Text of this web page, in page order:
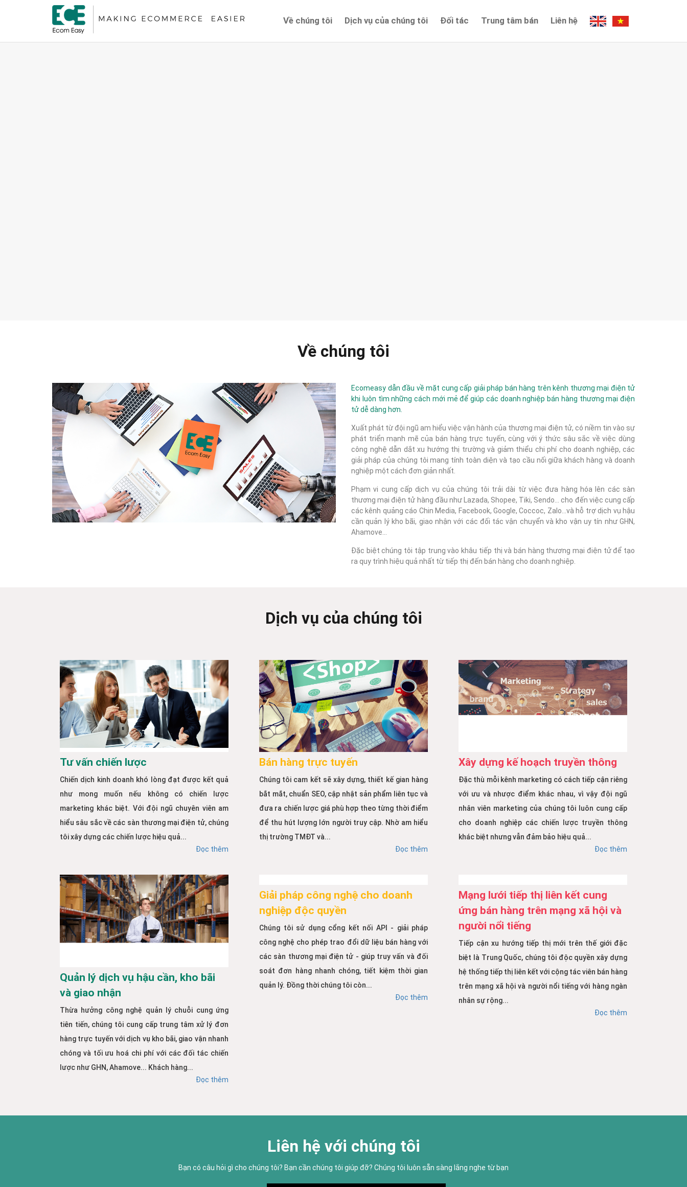
Về chúng tôi Dịch vụ của chúng tôi Đối tác Trung tâm bán Liên hệ
Về chúng tôi
Ecomeasy dẫn đầu về mặt cung cấp giải pháp bán hàng trên kênh thương mại điện tử
khi luôn tìm những cách mới mẻ để giúp các doanh nghiệp bán hàng thương mại điện
tử dễ dàng hơn.
Xuất phát từ đội ngũ am hiểu việc vận hành của thương mại điện tử, có niềm tin vào sự
phát triển mạnh mẽ của bán hàng trực tuyến, cùng với ý thức sâu sắc về việc dùng
công nghệ dẫn dắt xu hướng thị trường và giảm thiểu chi phí cho doanh nghiệp, các
giải pháp của chúng tôi mang tính toàn diện và tạo cầu nối giữa khách hàng và doanh
nghiệp một cách đơn giản nhất.
Phạm vi cung cấp dịch vụ của chúng tôi trải dài từ việc đưa hàng hóa lên các sàn
thương mại điện tử hàng đầu như Lazada, Shopee, Tiki, Sendo... cho đến việc cung cấp
các kênh quảng cáo Chin Media, Facebook, Google, Coccoc, Zalo...và hỗ trợ dịch vụ hậu
cần quản lý kho bãi, giao nhận với các đối tác vận chuyển và kho vận uy tín như GHN,
Ahamove...
Đặc biệt chúng tôi tập trung vào khâu tiếp thị và bán hàng thương mại điện tử để tạo
ra quy trình hiệu quả nhất từ tiếp thị đến bán hàng cho doanh nghiệp.
Dịch vụ của chúng tôi
Tư vấn chiến lược
Chiến dịch kinh doanh khó lòng đạt được kết quả
như mong muốn nếu không có chiến lược
marketing khác biệt. Với đội ngũ chuyên viên am
hiểu sâu sắc về các sàn thương mại điện tử, chúng
tôi xây dựng các chiến lược hiệu quả...
Đọc thêm
Bán hàng trực tuyến
Chúng tôi cam kết sẽ xây dựng, thiết kế gian hàng
bắt mắt, chuẩn SEO, cập nhật sản phẩm liên tục và
đưa ra chiến lược giá phù hợp theo từng thời điểm
để thu hút lượng lớn người truy cập. Nhờ am hiểu
thị trường TMĐT và...
Đọc thêm
Xây dựng kế hoạch truyền thông
Đặc thù mỗi kênh marketing có cách tiếp cận riêng
với ưu và nhược điểm khác nhau, vì vậy đội ngũ
nhân viên marketing của chúng tôi luôn cung cấp
cho doanh nghiệp các chiến lược truyền thông
khác biệt nhưng vẫn đảm bảo hiệu quả...
Đọc thêm
Quản lý dịch vụ hậu cần, kho bãi
và giao nhận
Thừa hưởng công nghệ quản lý chuỗi cung ứng
tiên tiến, chúng tôi cung cấp trung tâm xử lý đơn
hàng trực tuyến với dịch vụ kho bãi, giao vận nhanh
chóng và tối ưu hoá chi phí với các đối tác chiến
lược như GHN, Ahamove... Khách hàng...
Đọc thêm
Giải pháp công nghệ cho doanh
nghiệp độc quyền
Chúng tôi sử dụng cổng kết nối API - giải pháp
công nghệ cho phép trao đổi dữ liệu bán hàng với
các sàn thương mại điện tử - giúp truy vấn và đối
soát đơn hàng nhanh chóng, tiết kiệm thời gian
quản lý. Đồng thời chúng tôi còn...
Đọc thêm
Mạng lưới tiếp thị liên kết cung
ứng bán hàng trên mạng xã hội và
người nổi tiếng
Tiếp cận xu hướng tiếp thị mới trên thế giới đặc
biệt là Trung Quốc, chúng tôi độc quyền xây dựng
hệ thống tiếp thị liên kết với cộng tác viên bán hàng
trên mạng xã hội và người nổi tiếng với hàng ngàn
nhân sự rộng...
Đọc thêm
Liên hệ với chúng tôi
Bạn có câu hỏi gì cho chúng tôi? Bạn cần chúng tôi giúp đỡ? Chúng tôi luôn sẵn sàng lắng nghe từ bạn